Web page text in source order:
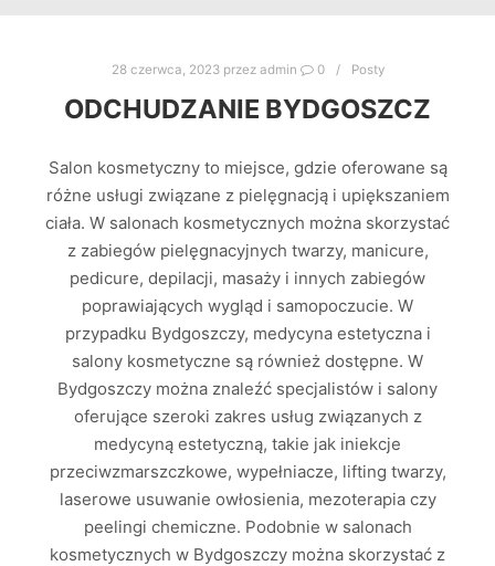
28 czerwca, 2023przez admin 0 Posty
ODCHUDZANIE BYDGOSZCZ
Salon kosmetyczny to miejsce, gdzie oferowane są
różne usługi związane z pielęgnacją i upiększaniem
ciała. W salonach kosmetycznych można skorzystać
z zabiegów pielęgnacyjnych twarzy, manicure,
pedicure, depilacji, masaży i innych zabiegów
poprawiających wygląd i samopoczucie. W
przypadku Bydgoszczy, medycyna estetyczna i
salony kosmetyczne są również dostępne. W
Bydgoszczy można znaleźć specjalistów i salony
oferujące szeroki zakres usług związanych z
medycyną estetyczną, takie jak iniekcje
przeciwzmarszczkowe, wypełniacze, lifting twarzy,
laserowe usuwanie owłosienia, mezoterapia czy
peelingi chemiczne. Podobnie w salonach
kosmetycznych w Bydgoszczy można skorzystać z